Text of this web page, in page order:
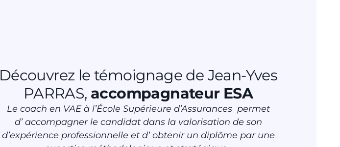
Découvrez le témoignage de Jean-Yves
PARRAS, accompagnateur ESA
Le coach en VAE à l’École Supérieure d’Assurances permet
d’ accompagner le candidat dans la valorisation de son
d’expérience professionnelle et d’ obtenir un diplôme par une